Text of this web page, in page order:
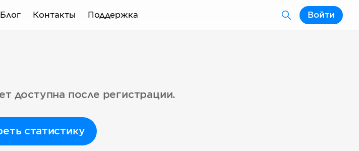
Блог Контакты Поддержка Войти
доступна после регистрации.
статистику